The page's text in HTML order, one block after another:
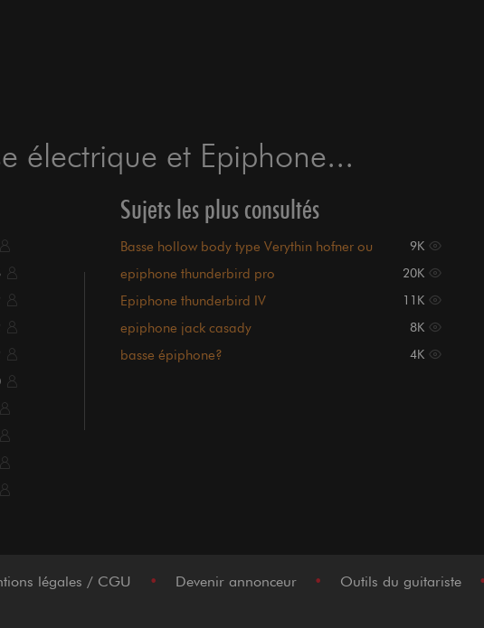
électrique et Epiphone...
Sujets les plus consultés
Basse hollow body type Verythin hofner ou
9K
epiphone thunderbird pro 20K
Epiphone thunderbird IV 11K
epiphone jack casady 8K
basse épiphone? 4K
légales / CGU • Devenir annonceur • Outils du guitariste •